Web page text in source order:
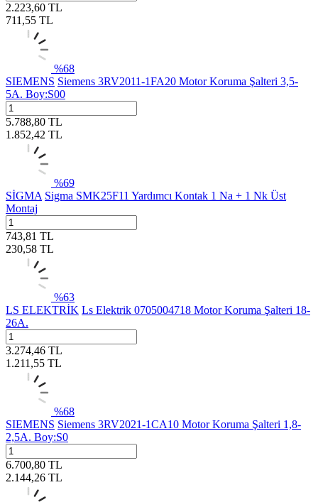
2.223,60 TL
711,55 TL
%68
SIEMENS Siemens 3RV2011-1FA20 Motor Koruma Şalteri 3,5-
5A. Boy:S00
5.788,80 TL
1.852,42 TL
%69
SİGMA Sigma SMK25F11 Yardımcı Kontak 1 Na + 1 Nk Üst
Montaj
743,81 TL
230,58 TL
%63
LS ELEKTRİK Ls Elektrik 0705004718 Motor Koruma Şalteri 18-
26A.
3.274,46 TL
1.211,55 TL
%68
SIEMENS Siemens 3RV2021-1CA10 Motor Koruma Şalteri 1,8-
2,5A. Boy:S0
6.700,80 TL
2.144,26 TL